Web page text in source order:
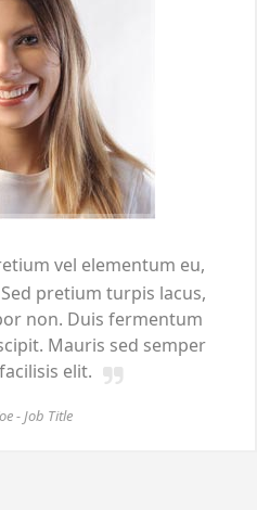
vel elementum eu,
pretium turpis lacus,
non. Duis fermentum
Mauris sed semper
elit.
-Job Title